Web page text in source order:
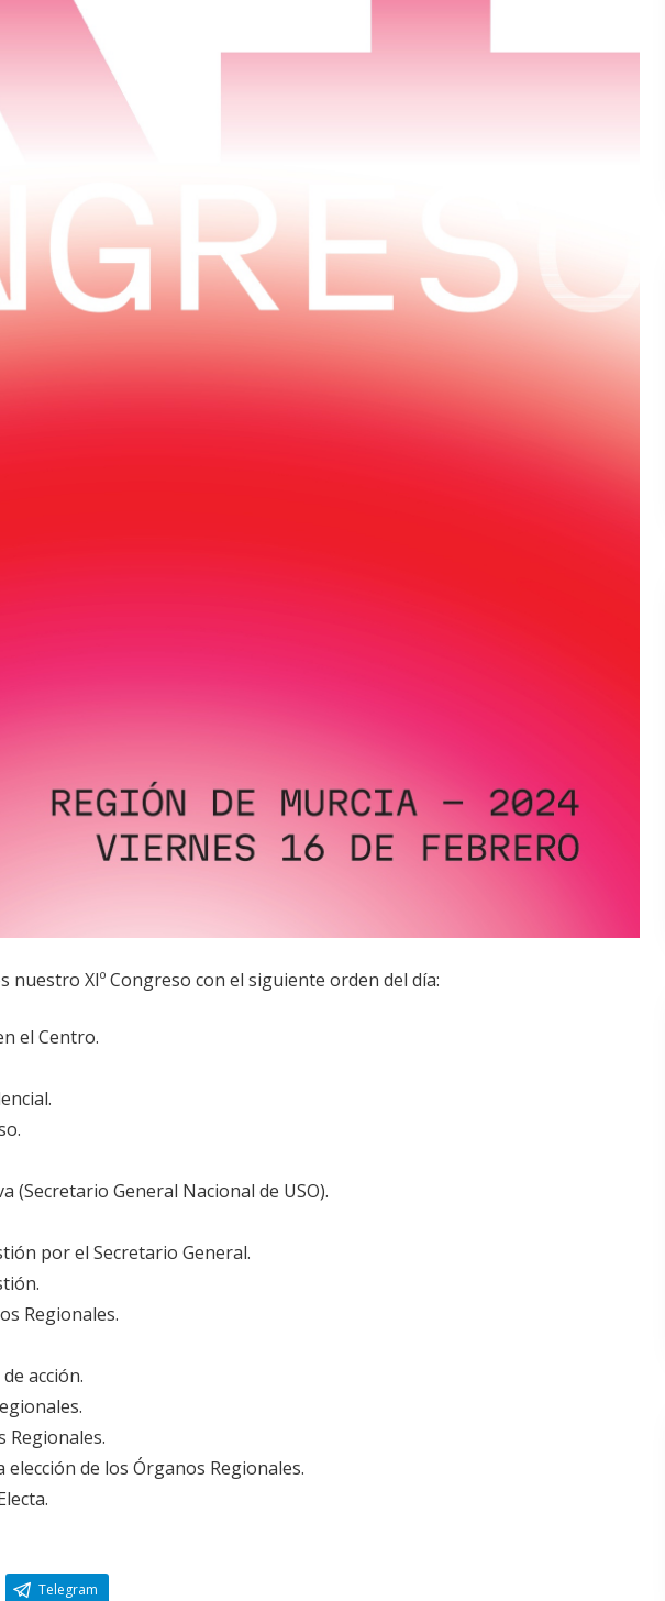
XIº Congreso con el siguiente orden del día:
el Centro.
(Secretario General Nacional de USO).
por el Secretario General.
Regionales.
acción.
Regionales.
de los Órganos Regionales.
Telegram